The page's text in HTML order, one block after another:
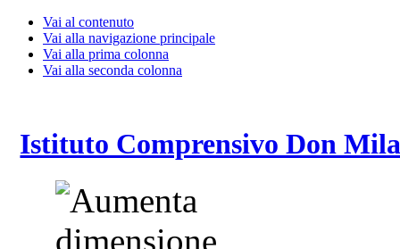
Vai al contenuto
Vai alla navigazione principale
Vai alla prima colonna
Vai alla seconda colonna
Istituto Comprensivo Don